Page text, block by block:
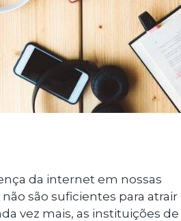
da internet em nossas
são suficientes para atrair
vez mais, as instituições de